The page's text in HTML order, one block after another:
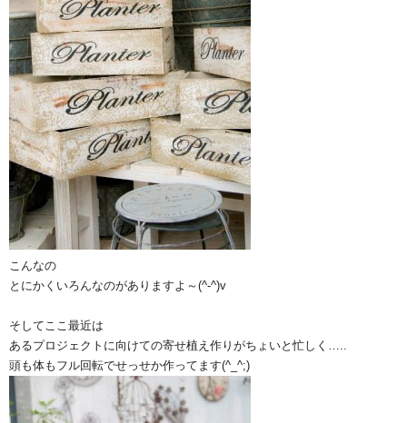
こんなの
とにかくいろんなのがありますよ～(^-^)v
そしてここ最近は
あるプロジェクトに向けての寄せ植え作りがちょいと忙しく…..
頭も体もフル回転でせっせか作ってます(^_^;)